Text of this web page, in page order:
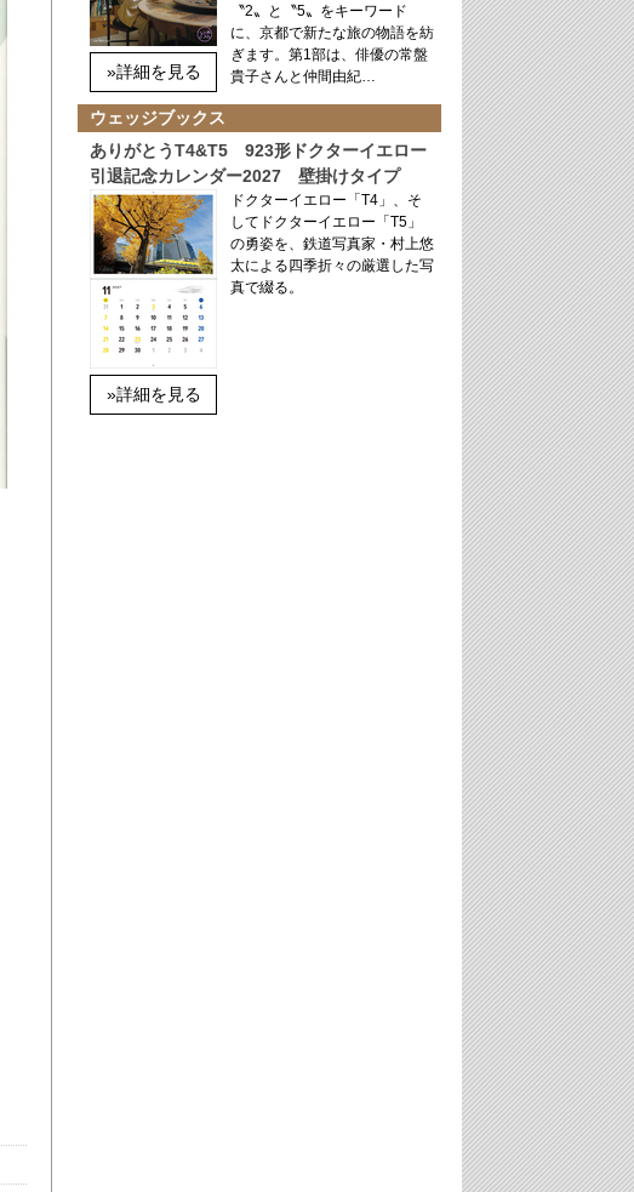
»詳細を見る
〝2〟と〝5〟をキーワード
に、京都で新たな旅の物語を紡
ぎます。第1部は、俳優の常盤
貴子さんと仲間由紀…
ウェッジブックス
ありがとうT4&T5 923形ドクターイエロー
引退記念カレンダー2027 壁掛けタイプ
»詳細を見る
ドクターイエロー「T4」、そ
してドクターイエロー「T5」
の勇姿を、鉄道写真家・村上悠
太による四季折々の厳選した写
真で綴る。